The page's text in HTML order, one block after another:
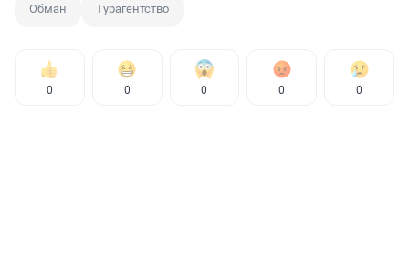
Обман Турагентство
0 0 0 0 0